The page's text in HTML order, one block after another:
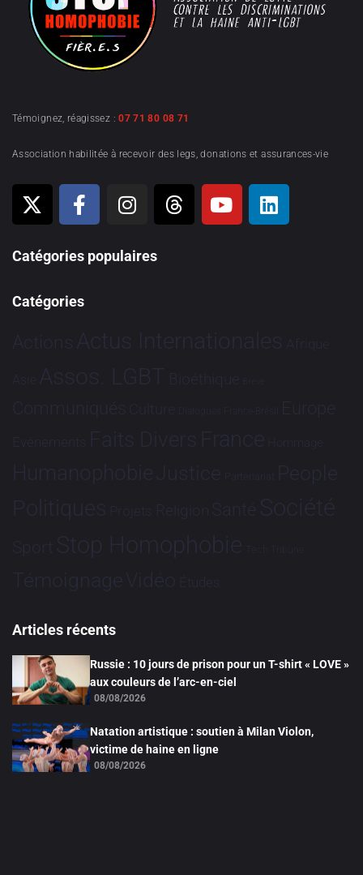
Témoignez, réagissez :07 71 80 08 71
Association habilitée à recevoir des legs, donations et assurances-vie
Catégories populaires
Catégories
Actions Actus Internationales Afrique
Asie Assos. LGBT Bioéthique Brève
Communiqués Culture Dialogues France-Brésil Europe
Evénements Faits Divers France Hommage
HumanophobieJustice Partenariat People
Politiques Projets Religion Santé Société
Sport Stop Homophobie Tech Tribune
TémoignageVidéo Études
Articles récents
Russie : 10 jours de prison pour un T-shirt « LOVE »
aux couleurs de l’arc-en-ciel
08/08/2026
Natation artistique : soutien à Milan Violon,
victime de haine en ligne
08/08/2026